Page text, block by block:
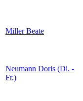
Miller Beate
Neumann Doris (Di. -
Fr.)